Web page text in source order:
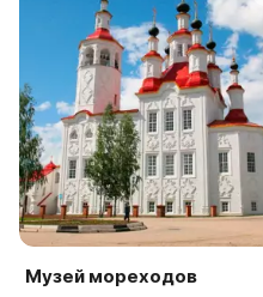
Музей мореходов